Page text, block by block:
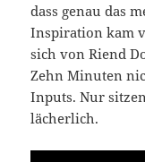
dass genau das
Inspiration kam
sich von Riend
Zehn Minuten
Inputs. Nur
lächerlich.